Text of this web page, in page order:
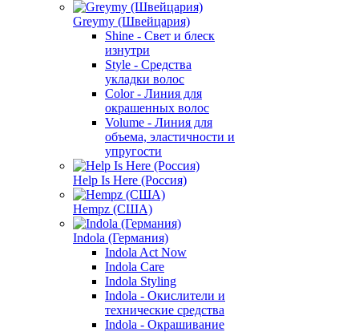
Greymy (Швейцария)
Shine - Свет и блеск
изнутри
Style - Средства
укладки волос
Color - Линия для
окрашенных волос
Volume - Линия для
объема, эластичности и
упругости
Help Is Here (Россия)
Hempz (США)
Indola (Германия)
Indola Act Now
Indola Care
Indola Styling
Indola - Окислители и
технические средства
Indola - Окрашивание